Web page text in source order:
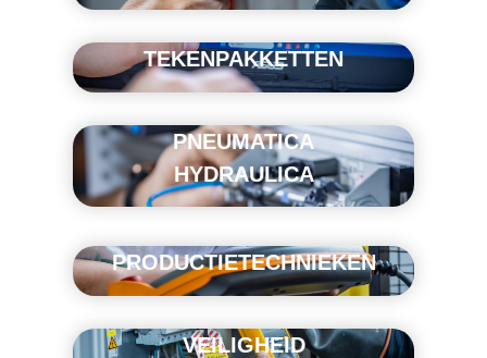
TEKENPAKKETTEN
PNEUMATICA
HYDRAULICA
PRODUCTIETECHNIEKEN
VEILIGHEID